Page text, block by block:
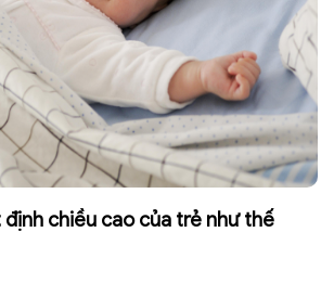
chiều cao của trẻ như thế